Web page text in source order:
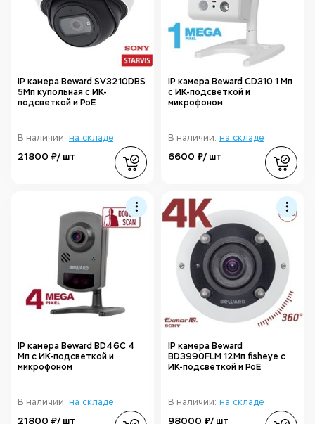
IP камера Beward SV3210DBS
5Мп купольная с ИК-
подсветкой и PoE
В наличии: на складе
21800 ₽/ шт
IP камера Beward CD310 1 Мп
с ИК-подсветкой и
микрофоном
В наличии: на складе
6600 ₽/ шт
IP камера Beward BD46C 4
Мп с ИК-подсветкой и
микрофоном
В наличии: на складе
21800 ₽/ шт
IP камера Beward
BD3990FLM 12Мп fisheye с
ИК-подсветкой и PoE
В наличии: на складе
98000 ₽/ шт